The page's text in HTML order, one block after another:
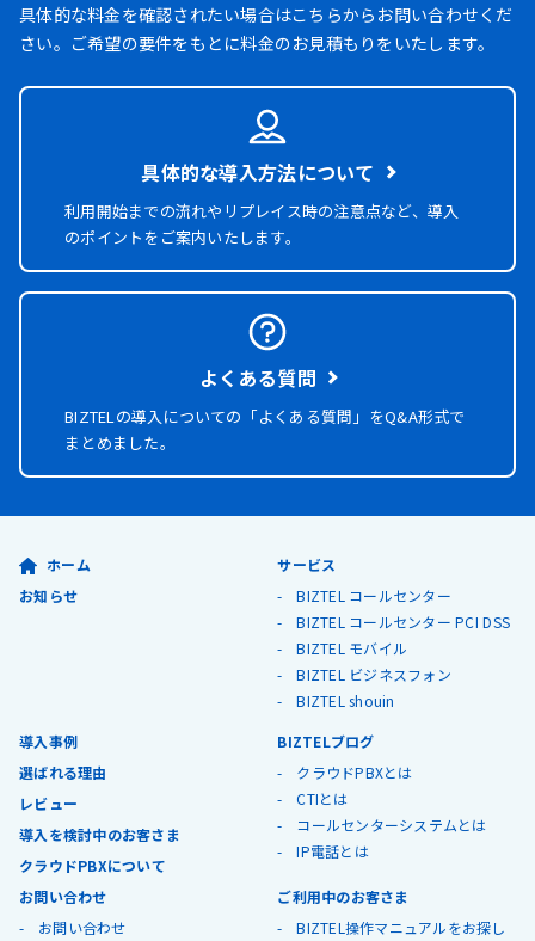
具体的な料金を確認されたい場合はこちらからお問い合わせくだ
さい。ご希望の要件をもとに料金のお見積もりをいたします。
具体的な導入方法について
利用開始までの流れやリプレイス時の注意点など、導入
のポイントをご案内いたします。
よくある質問
BIZTELの導入についての「よくある質問」をQ&A形式で
まとめました。
ホーム
お知らせ
サービス
BIZTEL コールセンター
BIZTEL コールセンター PCI DSS
BIZTEL モバイル
BIZTEL ビジネスフォン
BIZTEL shouin
導入事例
選ばれる理由
レビュー
導入を検討中のお客さま
クラウドPBXについて
BIZTELブログ
クラウドPBXとは
CTIとは
コールセンターシステムとは
IP電話とは
お問い合わせ
お問い合わせ
ご利用中のお客さま
BIZTEL操作マニュアルをお探し